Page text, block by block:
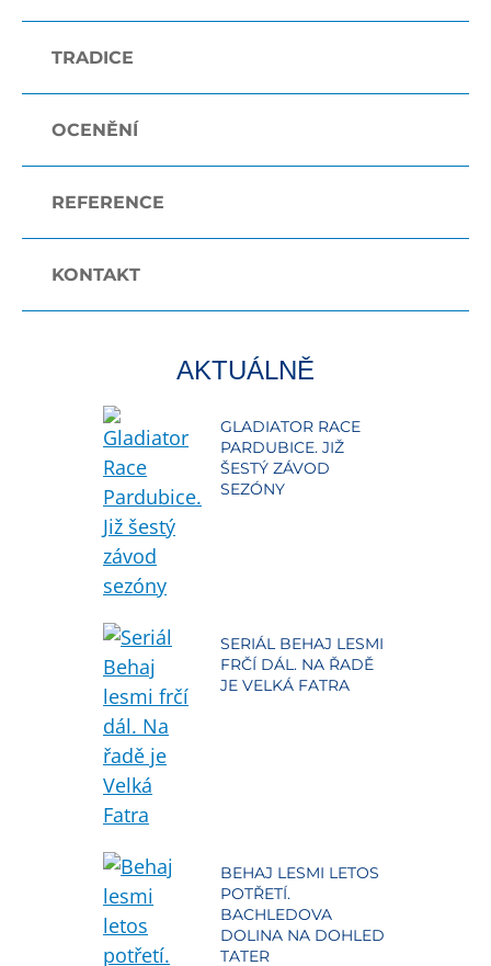
TRADICE
OCENĚNÍ
REFERENCE
KONTAKT
AKTUÁLNĚ
GLADIATOR RACE
PARDUBICE. JIŽ
ŠESTÝ ZÁVOD
SEZÓNY
SERIÁL BEHAJ LESMI
FRČÍ DÁL. NA ŘADĚ
JE VELKÁ FATRA
BEHAJ LESMI LETOS
POTŘETÍ.
BACHLEDOVA
DOLINA NA DOHLED
TATER